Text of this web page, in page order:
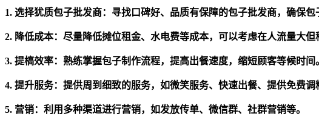
1. 选择犹质包子批发商： 寻找口碑好、品质有保障的包子批发商，确保包
2. 降低成本： 尽量降低摊位租金、水电费等成本，可以考虑在人流量大但
3. 提槁效率： 熟练掌握包子制作流程，提高出餐速度，缩短顾客等候时间
4. 提升服务： 提供周到细致的服务，如微笑服务、快速出餐、提供免费调
5. 营销： 利用多种渠道进行营销，如发放传单、微信群、社群营销等。